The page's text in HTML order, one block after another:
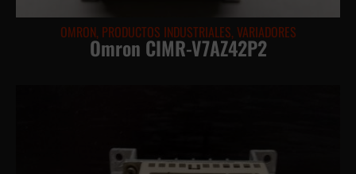
OMRON, PRODUCTOS INDUSTRIALES, VARIADORES
Omron CIMR-V7AZ42P2